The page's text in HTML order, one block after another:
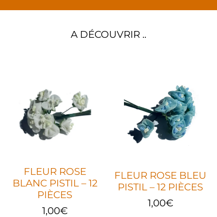
A DÉCOUVRIR ..
FLEUR ROSE
BLANC PISTIL – 12
PIÈCES
1,00€
FLEUR ROSE BLEU
PISTIL – 12 PIÈCES
1,00€